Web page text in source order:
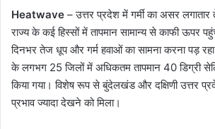
Heatwave – उत्तर प्रदेश में गर्मी का असर लगातार
राज्य के कई हिस्सों में तापमान सामान्य से काफी ऊपर
दिनभर तेज धूप और गर्म हवाओं का सामना करना पड़
के लगभग 25 जिलों में अधिकतम तापमान 40 डिग्री
किया गया। विशेष रूप से बुंदेलखंड और दक्षिणी उत्तर
प्रभाव ज्यादा देखने को मिला।